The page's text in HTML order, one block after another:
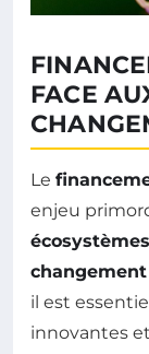
FACE
Le
enjeu
écosystèmes
il est
innovantes